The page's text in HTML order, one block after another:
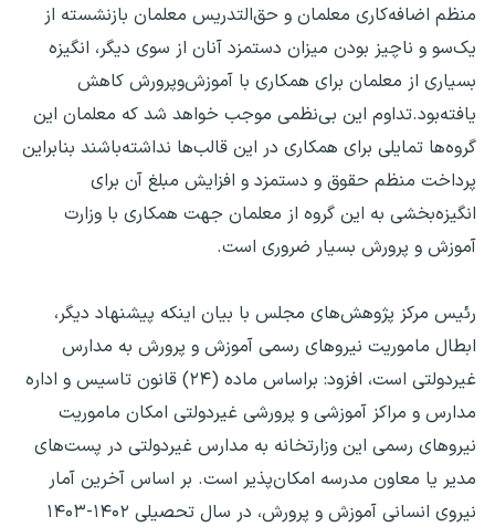
منظم اضافه‌کاری معلمان و حق‌التدریس معلمان بازنشسته از
یک‌سو و ناچیز بودن میزان دستمزد آنان از سوی دیگر، انگیزه
بسیاری از معلمان برای همکاری با آموزش‌وپرورش کاهش
یافته‌بود.تداوم این بی‌نظمی موجب خواهد شد که معلمان این
گروه‌ها تمایلی برای همکاری در این قالب‌ها نداشته‌باشند بنابراین
پرداخت منظم حقوق و دستمزد و افزایش مبلغ آن برای
انگیزه‌بخشی به این گروه از معلمان جهت همکاری با وزارت
آموزش و پرورش بسیار ضروری است.
رئیس مرکز پژوهش‌های مجلس با بیان اینکه پیشنهاد دیگر،
ابطال ماموریت نیروهای رسمی آموزش و پرورش به مدارس
غیردولتی است، افزود: براساس ماده (۲۴) قانون تاسیس و اداره
مدارس و مراکز آموزشی و پرورشی غیردولتی امکان ماموریت
نیروهای رسمی این وزارتخانه به مدارس غیردولتی در پست‌های
مدیر یا معاون مدرسه امکان‌پذیر است. بر اساس آخرین آمار
نیروی انسانی آموزش و پرورش، در سال تحصیلی ۱۴۰۲-۱۴۰۳